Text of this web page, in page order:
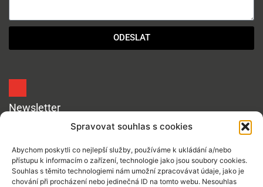
Spravovat souhlas s cookies
Abychom poskytli co nejlepší služby, používáme k ukládání a/nebo
přístupu k informacím o zařízení, technologie jako jsou soubory cookies.
Souhlas s těmito technologiemi nám umožní zpracovávat údaje, jako je
chování při procházení nebo jedinečná ID na tomto webu. Nesouhlas
ODESLAT
Newsletter
Souhlasím se zpracováním mých osobních údajů